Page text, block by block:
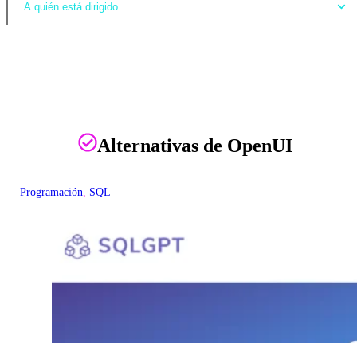
A quién está dirigido
Alternativas de OpenUI
Programación, SQL